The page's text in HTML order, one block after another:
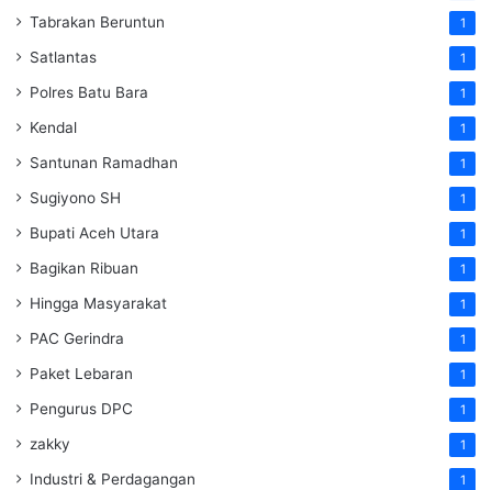
Tabrakan Beruntun 1
Satlantas 1
Polres Batu Bara 1
Kendal 1
Santunan Ramadhan 1
Sugiyono SH 1
Bupati Aceh Utara 1
Bagikan Ribuan 1
Hingga Masyarakat 1
PAC Gerindra 1
Paket Lebaran 1
Pengurus DPC 1
zakky 1
Industri & Perdagangan 1